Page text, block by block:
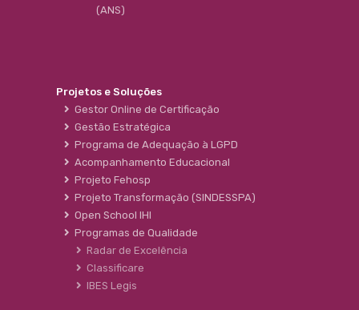
(ANS)
Projetos e Soluções
Gestor Online de Certificação
Gestão Estratégica
Programa de Adequação à LGPD
Acompanhamento Educacional
Projeto Fehosp
Projeto Transformação (SINDESSPA)
Open School IHI
Programas de Qualidade
Radar de Excelência
Classificare
IBES Legis